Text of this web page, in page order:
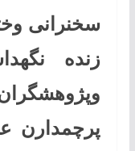
سخنرانی
زنده
پرچمدارن